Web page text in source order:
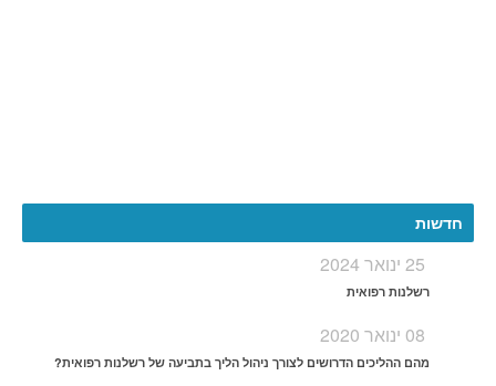
חדשות
25 ינואר 2024
רשלנות רפואית
08 ינואר 2020
מהם ההליכים הדרושים לצורך ניהול הליך בתביעה של רשלנות רפואית?